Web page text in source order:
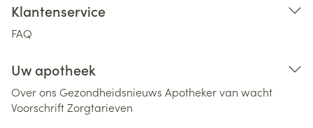
Klantenservice
FAQ
Uw apotheek
Over ons Gezondheidsnieuws Apotheker van wacht
VoorschriftZorgtarieven